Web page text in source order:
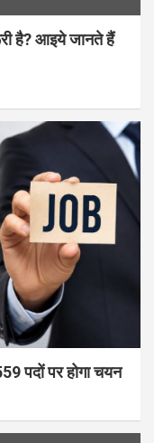
है? आइये जानते हैं
पदों पर होगा चयन